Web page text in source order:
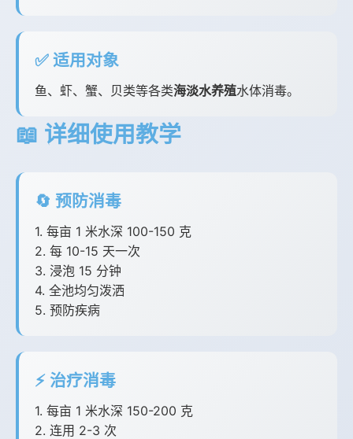
✅ 适用对象
鱼、虾、蟹、贝类等各类海淡水养殖水体消毒。
📖 详细使用教学
🔄 预防消毒
1. 每亩 1 米水深 100-150 克
2. 每 10-15 天一次
3. 浸泡 15 分钟
4. 全池均匀泼洒
5. 预防疾病
⚡ 治疗消毒
1. 每亩 1 米水深 150-200 克
2. 连用 2-3 次